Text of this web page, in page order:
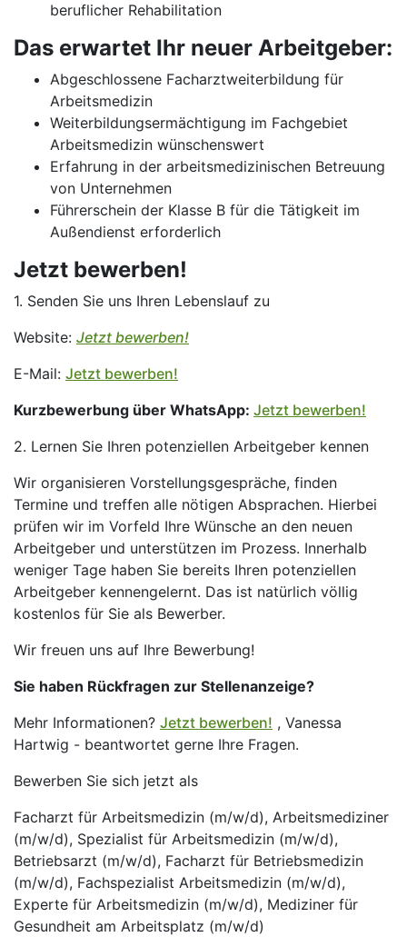
beruflicher Rehabilitation
Das erwartet Ihr neuer Arbeitgeber:
Abgeschlossene Facharztweiterbildung für
Arbeitsmedizin
Weiterbildungsermächtigung im Fachgebiet
Arbeitsmedizin wünschenswert
Erfahrung in der arbeitsmedizinischen Betreuung
von Unternehmen
Führerschein der Klasse B für die Tätigkeit im
Außendienst erforderlich
Jetzt bewerben!
1. Senden Sie uns Ihren Lebenslauf zu
Website: Jetzt bewerben!
E-Mail: Jetzt bewerben!
Kurzbewerbung über WhatsApp: Jetzt bewerben!
2. Lernen Sie Ihren potenziellen Arbeitgeber kennen
Wir organisieren Vorstellungsgespräche, finden
Termine und treffen alle nötigen Absprachen. Hierbei
prüfen wir im Vorfeld Ihre Wünsche an den neuen
Arbeitgeber und unterstützen im Prozess. Innerhalb
weniger Tage haben Sie bereits Ihren potenziellen
Arbeitgeber kennengelernt. Das ist natürlich völlig
kostenlos für Sie als Bewerber.
Wir freuen uns auf Ihre Bewerbung!
Sie haben Rückfragen zur Stellenanzeige?
Mehr Informationen? Jetzt bewerben! , Vanessa
Hartwig - beantwortet gerne Ihre Fragen.
Bewerben Sie sich jetzt als
Facharzt für Arbeitsmedizin (m/w/d), Arbeitsmediziner
(m/w/d), Spezialist für Arbeitsmedizin (m/w/d),
Betriebsarzt (m/w/d), Facharzt für Betriebsmedizin
(m/w/d), Fachspezialist Arbeitsmedizin (m/w/d),
Experte für Arbeitsmedizin (m/w/d), Mediziner für
Gesundheit am Arbeitsplatz (m/w/d)